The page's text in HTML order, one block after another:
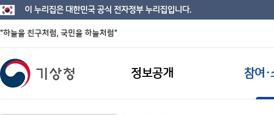
이 누리집은 대한민국 공식 전자정부 누리집입니다.
"하늘을 친구처럼, 국민을 하늘처럼"
정보공개 참여·